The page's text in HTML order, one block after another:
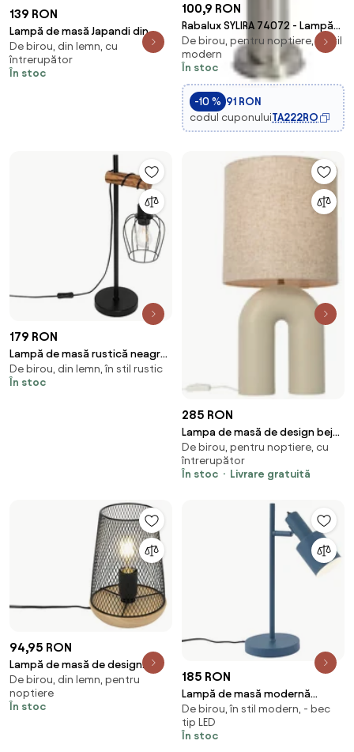
139 RON
Lampă de masă Japandi din
lemn cu sticlă opal - Sally
De birou, din lemn, cu
întrerupător
În stoc
100,9 RON
Rabalux SYLIRA 74072 - Lampă
de birou, 1xE14/40W/230V,
albastru
De birou, pentru noptiere, în stil
modern
În stoc
-10 % 91 RON
codul cuponuluiTA222RO
179 RON
Lampă de masă rustică neagră
cu lemn - Stronk
De birou, din lemn, în stil rustic
În stoc
285 RON
Lampa de masă de design bej
cu abajur din in bej - Lotti
De birou, pentru noptiere, cu
întrerupător
În stoc
Livrare gratuită
94,95 RON
Lampă de masă de design
neagră cu lemn - Bosk
De birou, din lemn, pentru
noptiere
În stoc
185 RON
Lampă de masă modernă
albastră - Stijn
De birou, în stil modern, - bec
tip LED
În stoc